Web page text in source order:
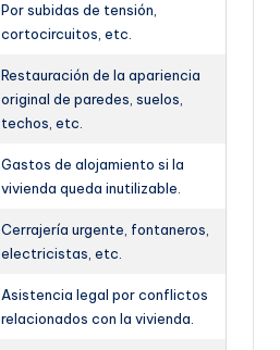
Por subidas de tensión,
cortocircuitos, etc.
Restauración de la apariencia
original de paredes, suelos,
techos, etc.
Gastos de alojamiento si la
vivienda queda inutilizable.
Cerrajería urgente, fontaneros,
electricistas, etc.
Asistencia legal por conflictos
relacionados con la vivienda.